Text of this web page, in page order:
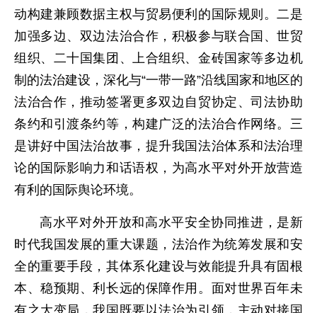
动构建兼顾数据主权与贸易便利的国际规则。二是
加强多边、双边法治合作，积极参与联合国、世贸
组织、二十国集团、上合组织、金砖国家等多边机
制的法治建设，深化与“一带一路”沿线国家和地区的
法治合作，推动签署更多双边自贸协定、司法协助
条约和引渡条约等，构建广泛的法治合作网络。三
是讲好中国法治故事，提升我国法治体系和法治理
论的国际影响力和话语权，为高水平对外开放营造
有利的国际舆论环境。
高水平对外开放和高水平安全协同推进，是新
时代我国发展的重大课题，法治作为统筹发展和安
全的重要手段，其体系化建设与效能提升具有固根
本、稳预期、利长远的保障作用。面对世界百年未
有之大变局，我国既要以法治为引领，主动对接国